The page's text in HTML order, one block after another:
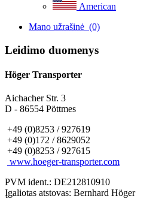
American
Mano užrašinė (0)
Leidimo duomenys
Höger Transporter
Aichacher Str. 3
D - 86554 Pöttmes
+49 (0)8253 / 927619
+49 (0)172 / 8629052
+49 (0)8253 / 927615
www.hoeger-transporter.com
PVM ident.: DE212810910
Įgaliotas atstovas: Bernhard Höger